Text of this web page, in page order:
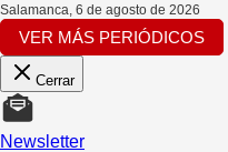
Salamanca, 6 de agosto de 2026
VER MÁS PERIÓDICOS
Cerrar
Newsletter